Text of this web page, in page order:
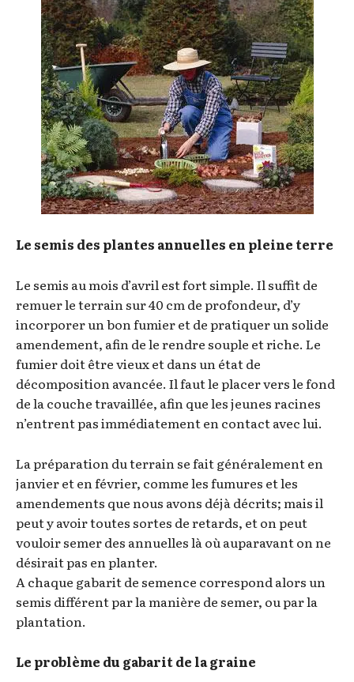
Le semis des plantes annuelles en pleine terre
Le semis au mois d’avril est fort simple. Il suffit de
remuer le terrain sur 40 cm de profondeur, d’y
incorporer un bon fumier et de pratiquer un solide
amendement, afin de le rendre souple et riche. Le
fumier doit être vieux et dans un état de
décomposition avancée. Il faut le placer vers le fond
de la couche travaillée, afin que les jeunes racines
n’entrent pas immédiatement en contact avec lui.
La préparation du terrain se fait généralement en
janvier et en février, comme les fumures et les
amendements que nous avons déjà décrits; mais il
peut y avoir toutes sortes de retards, et on peut
vouloir semer des annuelles là où auparavant on ne
désirait pas en planter.
A chaque gabarit de semence correspond alors un
semis différent par la manière de semer, ou par la
plantation.
Le problème du gabarit de la graine